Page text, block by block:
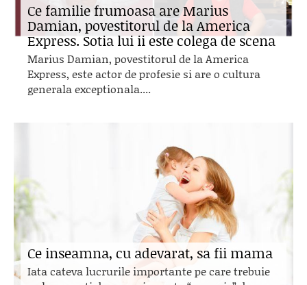
Ce familie frumoasa are Marius
Damian, povestitorul de la America
Express. Sotia lui ii este colega de scena
Marius Damian, povestitorul de la America
Express, este actor de profesie si are o cultura
generala exceptionala....
Ce inseamna, cu adevarat, sa fii mama
Iata cateva lucrurile importante pe care trebuie